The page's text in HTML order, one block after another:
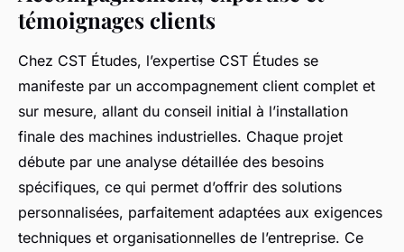
témoignages clients
Chez CST Études, l’expertise CST Études se
manifeste par un accompagnement client complet et
sur mesure, allant du conseil initial à l’installation
finale des machines industrielles. Chaque projet
débute par une analyse détaillée des besoins
spécifiques, ce qui permet d’offrir des solutions
personnalisées, parfaitement adaptées aux exigences
techniques et organisationnelles de l’entreprise. Ce